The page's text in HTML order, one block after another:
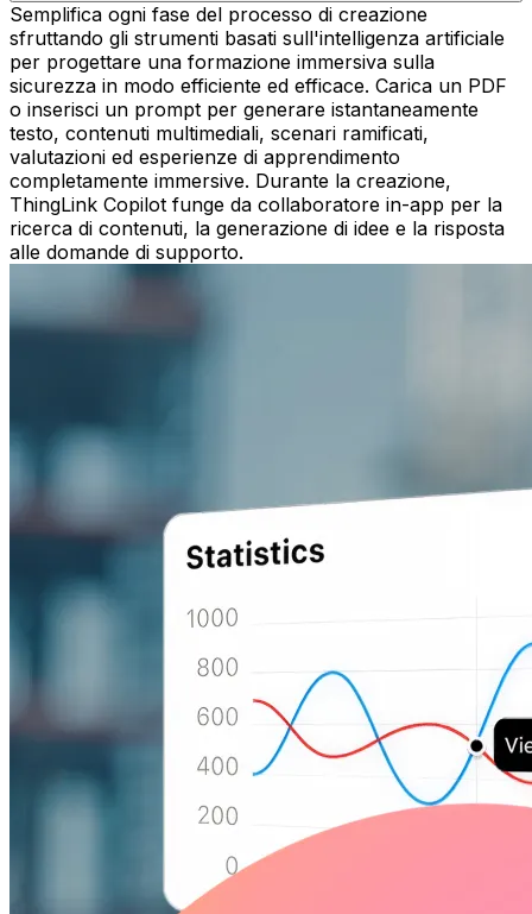
Semplifica ogni fase del processo di creazione
sfruttando gli strumenti basati sull'intelligenza artificiale
per progettare una formazione immersiva sulla
sicurezza in modo efficiente ed efficace. Carica un PDF
o inserisci un prompt per generare istantaneamente
testo, contenuti multimediali, scenari ramificati,
valutazioni ed esperienze di apprendimento
completamente immersive. Durante la creazione,
ThingLink Copilot funge da collaboratore in-app per la
ricerca di contenuti, la generazione di idee e la risposta
alle domande di supporto.